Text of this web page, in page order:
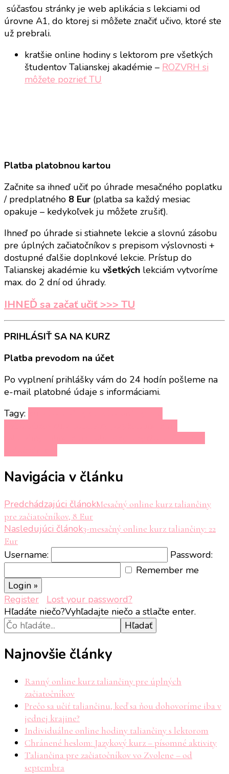
súčasťou stránky je web aplikácia s lekciami od
úrovne A1, do ktorej si môžete značiť učivo, ktoré ste
už prebrali.
kratšie online hodiny s lektorom pre všetkých
študentov Talianskej akadémie – ROZVRH si
môžete pozrieť TU
Platba platobnou kartou
Začnite sa ihneď učiť po úhrade mesačného poplatku
/ predplatného 8 Eur (platba sa každý mesiac
opakuje – kedykoľvek ju môžete zrušiť).
Ihneď po úhrade si stiahnete lekcie a slovnú zásobu
pre úplných začiatočníkov s prepisom výslovnosti +
dostupné ďalšie doplnkové lekcie. Prístup do
Talianskej akadémie ku všetkých lekciám vytvoríme
max. do 2 dní od úhrady.
IHNEĎ sa začať učiť >>> TU
PRIHLÁSIŤ SA NA KURZ
Platba prevodom na účet
Po vyplnení prihlášky vám do 24 hodín pošleme na
e-mail platobné údaje s informáciami.
Tagy:
Navigácia v článku
Predchádzajúci článokMesačný online kurz taliančiny
pre začiatočníkov, 8 Eur
Nasledujúci článok3-mesačný online kurz taliančiny: 22
Eur
Username:
Password:
Remember me
Register
Lost your password?
Hľadáte niečo?Vyhľadajte niečo a stlačte enter.
Najnovšie články
Ranný online kurz taliančiny pre úplných
začiatočníkov
Prečo sa učiť taliančinu, keď sa ňou dohovoríme iba v
jednej krajine?
Individuálne online hodiny taliančiny s lektorom
Chránené heslom: Jazykový kurz – písomné aktivity
Taliančina pre začiatočníkov vo Zvolene – od
septembra